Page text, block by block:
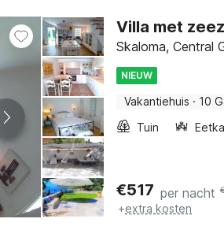
Villa met
Skaloma, Central
NIEUW
Vakantiehuis · 10
Tuin
€517 per nacht
+extra kosten